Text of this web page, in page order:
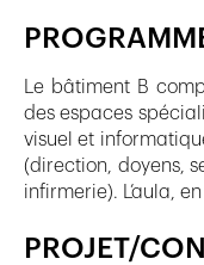
Le bâtiment B
des espaces
visuel et
(direction, doyens,
infirmerie). L’aula,
PROJET/